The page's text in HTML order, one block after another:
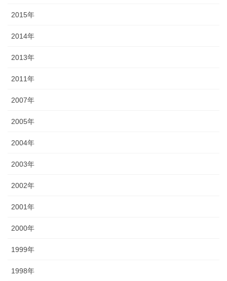
2015年
2014年
2013年
2011年
2007年
2005年
2004年
2003年
2002年
2001年
2000年
1999年
1998年